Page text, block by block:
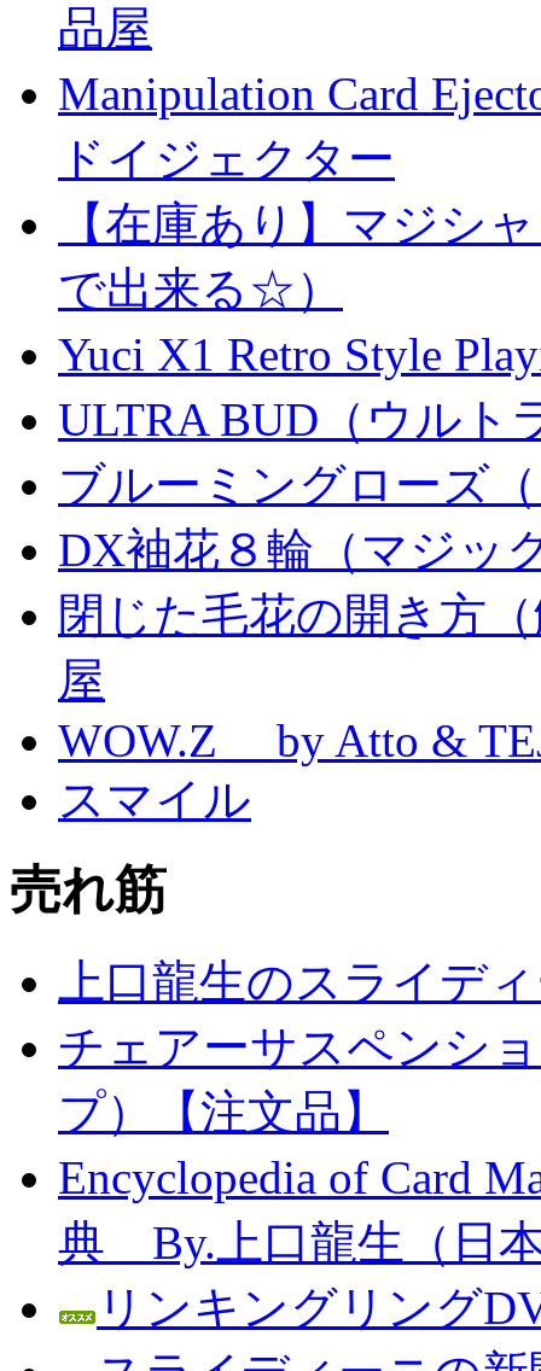
品屋
Manipulation Card
ドイジェクター
【在庫あり】マジシ
で出来る☆）
Yuci X1 Retro Style
ULTRA BUD（ウルト
ブルーミングローズ
DX袖花８輪（マジッ
閉じた毛花の開き方
屋
WOW.Z by Atto &
スマイル
売れ筋
上口龍生のスライデ
チェアーサスペンシ
プ）【注文品】
Encyclopedia of Card
典 By.上口龍生（日
リンキングリング